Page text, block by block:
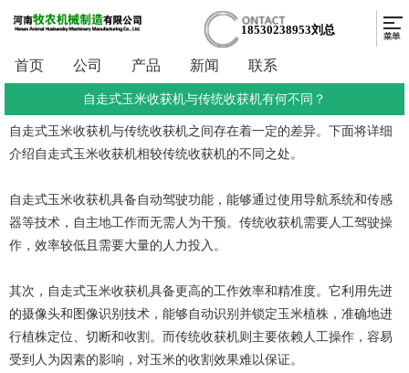
18530238953刘总
首页 公司 产品 新闻 联系
自走式玉米收获机与传统收获机有何不同？
自走式玉米收获机与传统收获机之间存在着一定的差异。下面将详细
介绍自走式玉米收获机相较传统收获机的不同之处。
自走式玉米收获机具备自动驾驶功能，能够通过使用导航系统和传感
器等技术，自主地工作而无需人为干预。传统收获机需要人工驾驶操
作，效率较低且需要大量的人力投入。
其次，自走式玉米收获机具备更高的工作效率和精准度。它利用先进
的摄像头和图像识别技术，能够自动识别并锁定玉米植株，准确地进
行植株定位、切断和收割。而传统收获机则主要依赖人工操作，容易
受到人为因素的影响，对玉米的收割效果难以保证。